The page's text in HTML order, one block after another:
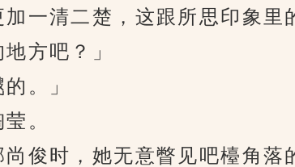
清二楚，这跟所思印象里
方吧？」
。」
。
时，她无意瞥见吧檯角落